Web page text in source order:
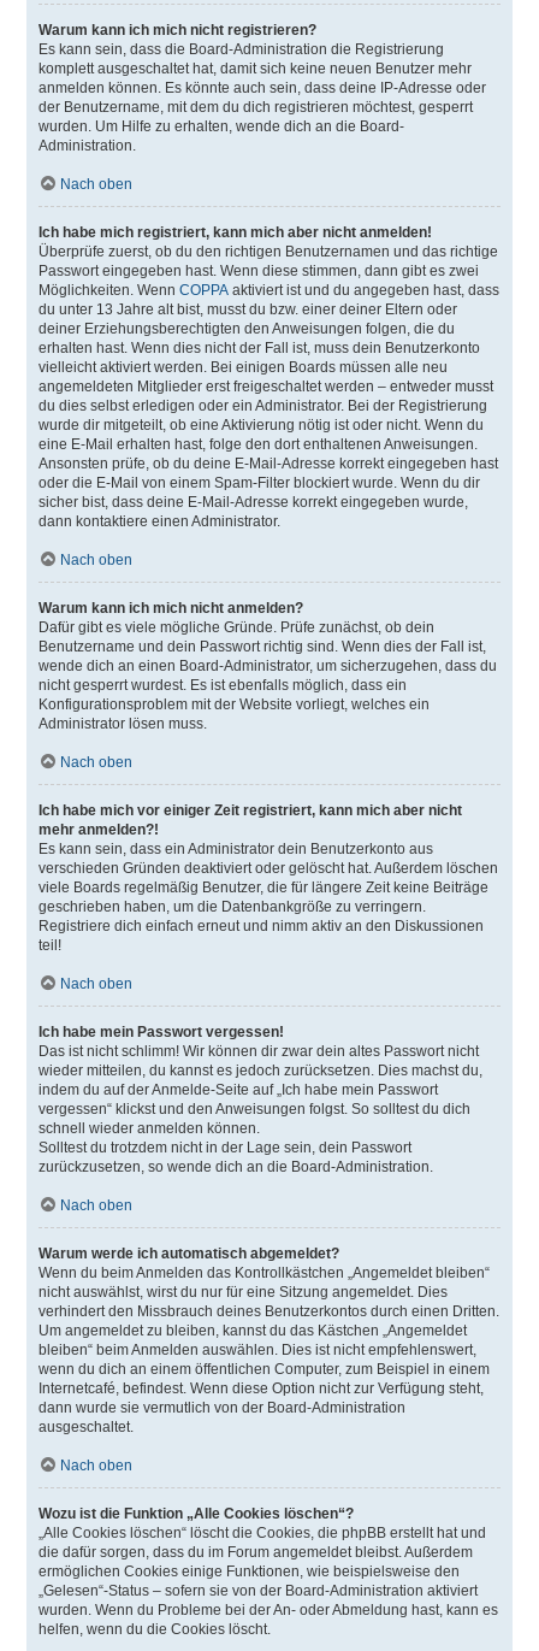
Warum kann ich mich nicht registrieren?
Es kann sein, dass die Board-Administration die Registrierung
komplett ausgeschaltet hat, damit sich keine neuen Benutzer mehr
anmelden können. Es könnte auch sein, dass deine IP-Adresse oder
der Benutzername, mit dem du dich registrieren möchtest, gesperrt
wurden. Um Hilfe zu erhalten, wende dich an die Board-
Administration.
Nach oben
Ich habe mich registriert, kann mich aber nicht anmelden!
Überprüfe zuerst, ob du den richtigen Benutzernamen und das richtige
Passwort eingegeben hast. Wenn diese stimmen, dann gibt es zwei
Möglichkeiten. Wenn COPPAaktiviert ist und du angegeben hast, dass
du unter 13 Jahre alt bist, musst du bzw. einer deiner Eltern oder
deiner Erziehungsberechtigten den Anweisungen folgen, die du
erhalten hast. Wenn dies nicht der Fall ist, muss dein Benutzerkonto
vielleicht aktiviert werden. Bei einigen Boards müssen alle neu
angemeldeten Mitglieder erst freigeschaltet werden – entweder musst
du dies selbst erledigen oder ein Administrator. Bei der Registrierung
wurde dir mitgeteilt, ob eine Aktivierung nötig ist oder nicht. Wenn du
eine E-Mail erhalten hast, folge den dort enthaltenen Anweisungen.
Ansonsten prüfe, ob du deine E-Mail-Adresse korrekt eingegeben hast
oder die E-Mail von einem Spam-Filter blockiert wurde. Wenn du dir
sicher bist, dass deine E-Mail-Adresse korrekt eingegeben wurde,
dann kontaktiere einen Administrator.
Nach oben
Warum kann ich mich nicht anmelden?
Dafür gibt es viele mögliche Gründe. Prüfe zunächst, ob dein
Benutzername und dein Passwort richtig sind. Wenn dies der Fall ist,
wende dich an einen Board-Administrator, um sicherzugehen, dass du
nicht gesperrt wurdest. Es ist ebenfalls möglich, dass ein
Konfigurationsproblem mit der Website vorliegt, welches ein
Administrator lösen muss.
Nach oben
Ich habe mich vor einiger Zeit registriert, kann mich aber nicht
mehr anmelden?!
Es kann sein, dass ein Administrator dein Benutzerkonto aus
verschieden Gründen deaktiviert oder gelöscht hat. Außerdem löschen
viele Boards regelmäßig Benutzer, die für längere Zeit keine Beiträge
geschrieben haben, um die Datenbankgröße zu verringern.
Registriere dich einfach erneut und nimm aktiv an den Diskussionen
teil!
Nach oben
Ich habe mein Passwort vergessen!
Das ist nicht schlimm! Wir können dir zwar dein altes Passwort nicht
wieder mitteilen, du kannst es jedoch zurücksetzen. Dies machst du,
indem du auf der Anmelde-Seite auf „Ich habe mein Passwort
vergessen“ klickst und den Anweisungen folgst. So solltest du dich
schnell wieder anmelden können.
Solltest du trotzdem nicht in der Lage sein, dein Passwort
zurückzusetzen, so wende dich an die Board-Administration.
Nach oben
Warum werde ich automatisch abgemeldet?
Wenn du beim Anmelden das Kontrollkästchen „Angemeldet bleiben“
nicht auswählst, wirst du nur für eine Sitzung angemeldet. Dies
verhindert den Missbrauch deines Benutzerkontos durch einen Dritten.
Um angemeldet zu bleiben, kannst du das Kästchen „Angemeldet
bleiben“ beim Anmelden auswählen. Dies ist nicht empfehlenswert,
wenn du dich an einem öffentlichen Computer, zum Beispiel in einem
Internetcafé, befindest. Wenn diese Option nicht zur Verfügung steht,
dann wurde sie vermutlich von der Board-Administration
ausgeschaltet.
Nach oben
Wozu ist die Funktion „Alle Cookies löschen“?
„Alle Cookies löschen“ löscht die Cookies, die phpBB erstellt hat und
die dafür sorgen, dass du im Forum angemeldet bleibst. Außerdem
ermöglichen Cookies einige Funktionen, wie beispielsweise den
„Gelesen“-Status – sofern sie von der Board-Administration aktiviert
wurden. Wenn du Probleme bei der An- oder Abmeldung hast, kann es
helfen, wenn du die Cookies löscht.